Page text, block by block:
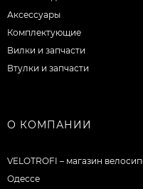
Аксессуары
Комплектующие
Вилки и запчасти
Втулки и запчасти
О КОМПАНИИ
VELOTROFI – магазин
Одессе